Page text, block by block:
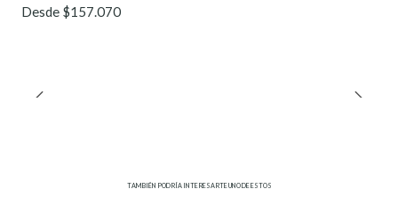
Desde $157.070
TAMBIÉN PODRÍA INTERESARTE UNO DE ESTOS